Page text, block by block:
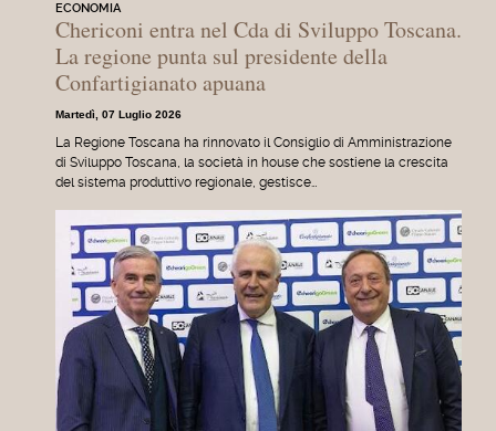
ECONOMIA
Chericoni entra nel Cda di Sviluppo Toscana.
La regione punta sul presidente della
Confartigianato apuana
Martedì, 07 Luglio 2026
La Regione Toscana ha rinnovato il Consiglio di Amministrazione
di Sviluppo Toscana, la società in house che sostiene la crescita
del sistema produttivo regionale, gestisce…